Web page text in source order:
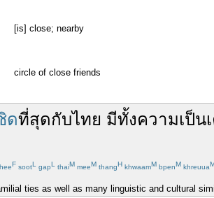
[is] close; nearby
circle of close friends
ดที่สุดกับไทย มีทั้งความเป็น
F sootL gapL thaiM meeM thangH khwaamM bpenM khreuua
ties as well as many linguistic and cultural